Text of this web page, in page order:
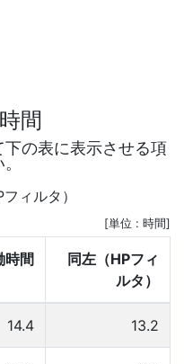
間
の表に表示させる項
フィルタ）
[単位 : 時間]
時間
同左（HPフィ
ルタ）
14.4 13.2